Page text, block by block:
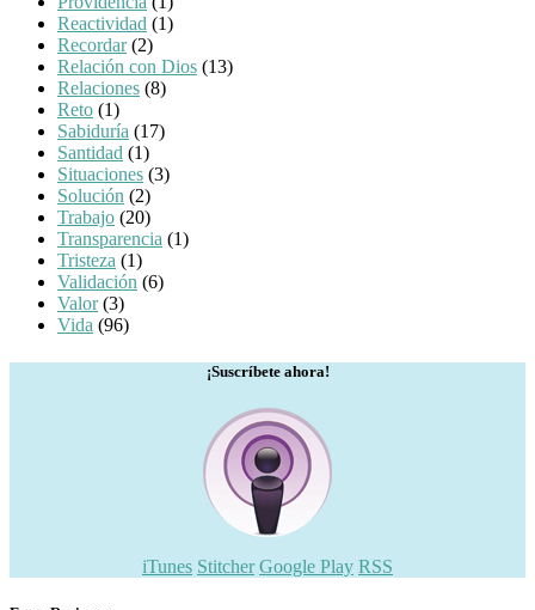
Reactividad (1)
Recordar(2)
Relación con Dios (13)
Relaciones (8)
Reto (1)
Sabiduría (17)
Santidad (1)
Situaciones (3)
Solución (2)
Trabajo (20)
Transparencia (1)
Tristeza (1)
Validación (6)
Valor(3)
Vida (96)
¡Suscríbete ahora!
iTunes Stitcher Google Play RSS